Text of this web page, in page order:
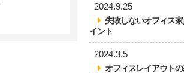
2024.9.25
失敗しないオフィス
イント
2024.3.5
オフィスレイアウト